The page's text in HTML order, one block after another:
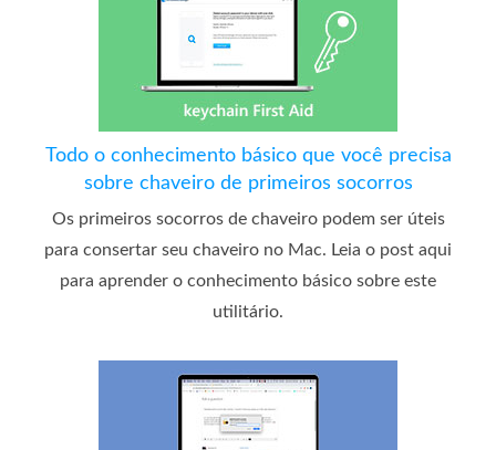
Todo o conhecimento básico que você precisa
sobre chaveiro de primeiros socorros
Os primeiros socorros de chaveiro podem ser úteis
para consertar seu chaveiro no Mac. Leia o post aqui
para aprender o conhecimento básico sobre este
utilitário.